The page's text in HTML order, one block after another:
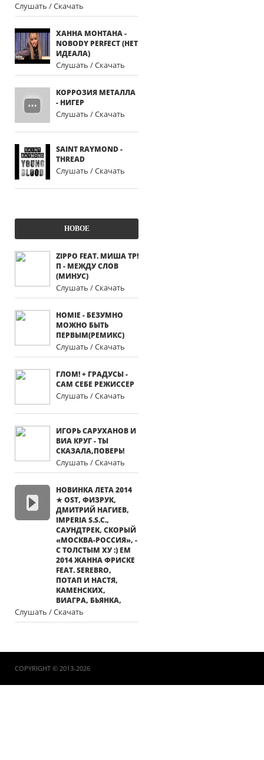
Слушать / Скачать
ХАННА МОНТАНА -
NOBODY PERFECT (НЕТ
ИДЕАЛА)
Слушать / Скачать
КОРРОЗИЯ МЕТАЛЛА
- НИГЕР
Слушать / Скачать
SAINT RAYMOND -
THREAD
Слушать / Скачать
НОВОЕ
ZIPPO FEAT. МИША ТР!
П - МЕЖДУ СЛОВ
(МИНУС)
Слушать / Скачать
HOMIE - БЕЗУМНО
МОЖНО БЫТЬ
ПЕРВЫМ(РЕМИКС)
Слушать / Скачать
ГЛОМ! + ГРАДУСЫ -
САМ СЕБЕ РЕЖИССЕР
Слушать / Скачать
ИГОРЬ САРУХАНОВ И
ВИА КРУГ - ТЫ
СКАЗАЛА,ПОВЕРЬ!
Слушать / Скачать
НОВИНКА ЛЕТА 2014
★ OST, ФИЗРУК,
ДМИТРИЙ НАГИЕВ,
IMPERIA S.S.C.,
САУНДТРЕК, СКОРЫЙ
«МОСКВА-РОССИЯ», -
С ТОЛСТЫМ ХУ :) ЕМ
2014 ЖАННА ФРИСКЕ
FEAT. SEREBRO,
ПОТАП И НАСТЯ,
КАМЕНСКИХ,
ВИАГРА, БЬЯНКА,
Слушать / Скачать
COPYRIGHT © 2013-2026